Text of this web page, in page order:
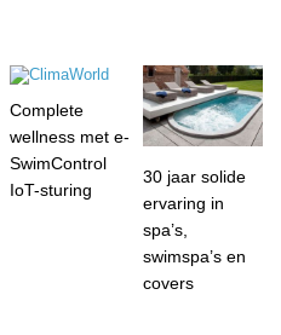
Complete
wellness met e-
SwimControl
IoT-sturing
30 jaar solide
ervaring in
spa’s,
swimspa’s en
covers